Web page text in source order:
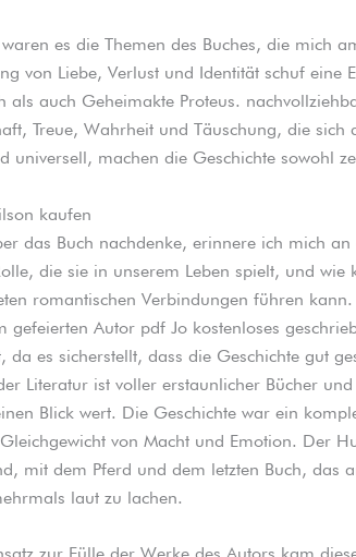
es die Themen des Buches, die mich
von Liebe, Verlust und Identität schuf eine
als auch Geheimakte Proteus.
Treue, Wahrheit und Täuschung, die
universell, machen die Geschichte sowohl
kaufen
das Buch nachdenke, erinnere ich mich
die sie in unserem Leben spielt, und wie
romantischen Verbindungen führen kann.
gefeierten Autor pdf Jo kostenloses
da es sicherstellt, dass die Geschichte gut
Literatur ist voller erstaunlicher Bücher
Blick wert. Die Geschichte war ein
von Macht und Emotion. Der
mit dem Pferd und dem letzten Buch, das
laut zu lachen.